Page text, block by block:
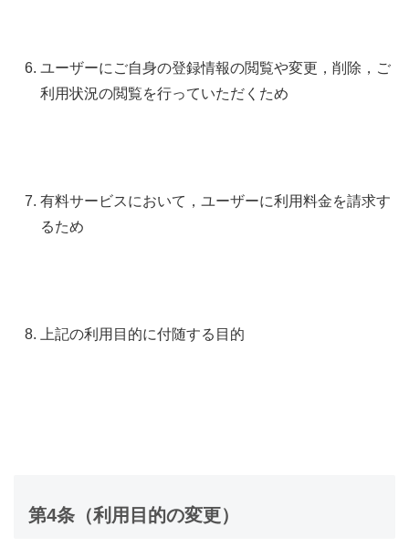
ユーザーにご自身の登録情報の閲覧や変更，削除，ご
利用状況の閲覧を行っていただくため
有料サービスにおいて，ユーザーに利用料金を請求す
るため
上記の利用目的に付随する目的
第4条（利用目的の変更）